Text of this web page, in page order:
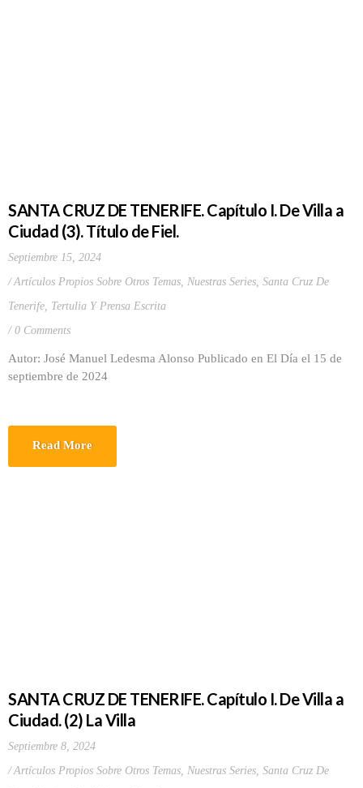
SANTA CRUZ DE TENERIFE. Capítulo I. De Villa a
Ciudad (3). Título de Fiel.
Septiembre 15, 2024
Artículos Propios Sobre Otros Temas, Nuestras Series, Santa Cruz De
Tenerife, Tertulia Y Prensa Escrita
0 Comments
Autor: José Manuel Ledesma Alonso Publicado en El Día el 15 de
septiembre de 2024
Read More
SANTA CRUZ DE TENERIFE. Capítulo I. De Villa a
Ciudad. (2) La Villa
Septiembre 8, 2024
Artículos Propios Sobre Otros Temas, Nuestras Series, Santa Cruz De